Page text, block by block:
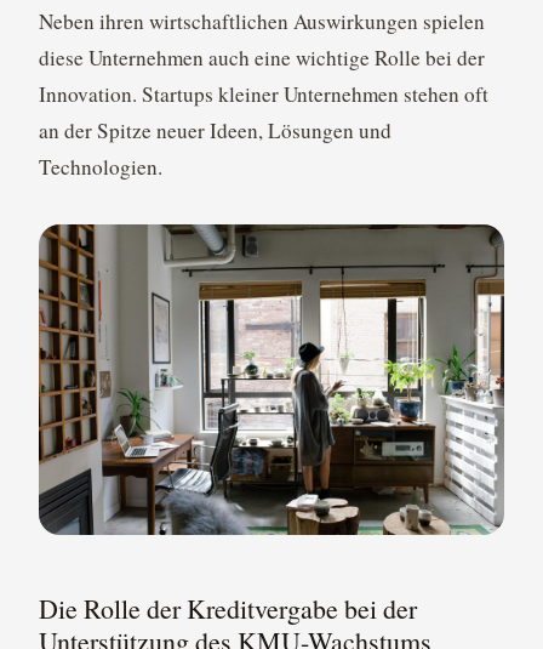
Neben ihren wirtschaftlichen Auswirkungen spielen
diese Unternehmen auch eine wichtige Rolle bei der
Innovation. Startups kleiner Unternehmen stehen oft
an der Spitze neuer Ideen, Lösungen und
Technologien.
Die Rolle der Kreditvergabe bei der
Unterstützung des KMU-Wachstums